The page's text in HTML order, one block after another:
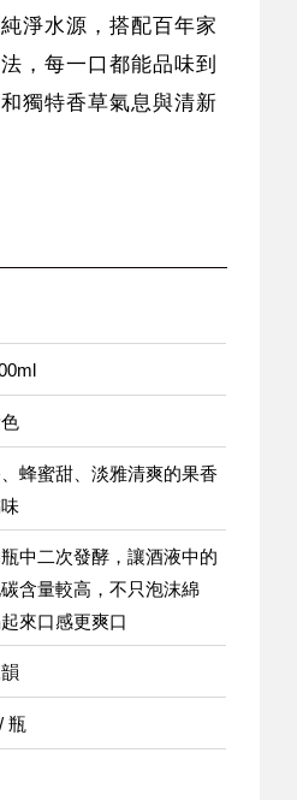
淨水源，搭配百年家
，每一口都能品味到
獨特香草氣息與清新
蜂蜜甜、淡雅清爽的果香
中二次發酵，讓酒液中的
含量較高，不只泡沫綿
來口感更爽口
瓶